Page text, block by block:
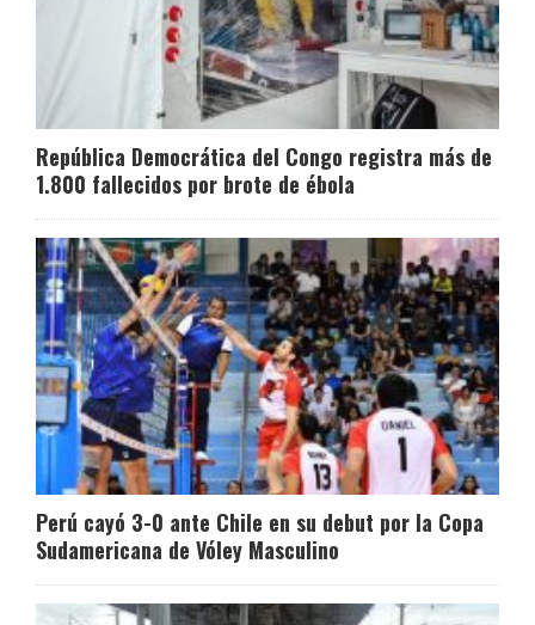
República Democrática del Congo registra más de
1.800 fallecidos por brote de ébola
Perú cayó 3-0 ante Chile en su debut por la Copa
Sudamericana de Vóley Masculino